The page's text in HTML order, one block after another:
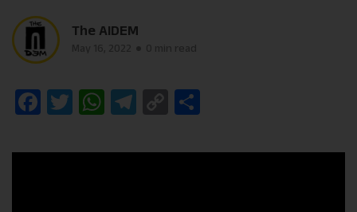
The AIDEM
Facebook
Twitter
WhatsApp
Telegram
Copy
Link